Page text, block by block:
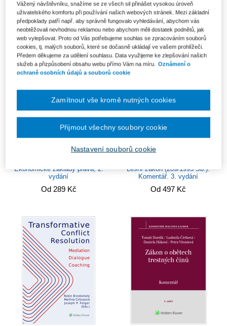
Zákon o zdravotnických
prostředcích a diagnostických...
Od 765 Kč
Vybrané majetkové zajišťovací
instituty II. Zajišťování věcného
důkazu
Od 414 Kč
Ekonomické základy práva, 2.
vydání
Od 289 Kč
Lesní zákon (289/1995 Sb.).
Komentář. 3. vydání
Od 497 Kč
Vážený návštěvníku, snažíme se ze všech sil přinášet vysokou úroveň
uživatelského komfortu při používání našich webových stránek. Mezi základní
předpoklady patří např. aby správně fungovalo vyhledávání, abychom vás
neobtěžovali nevhodnou reklamou nebo abychom měli dostatek podnětů, jak
web vylepšovat. Proto od Vás potřebujeme souhlas se zpracováním souborů
cookies, tj. malých souborů, které se dočasně ukládají ve vašem prohlížeči.
Předem děkujeme za udělení souhlasu. Data využijeme ke zlepšování našich
služeb a přizpůsobení obsahu webu přímo Vám na míru.
Oznámení o
ochraně osobních údajů a souborů cookie
Nastavení souborů cookie
Zamítnout vše kromě nutných cookies
Přijmout všechny soubory cookie